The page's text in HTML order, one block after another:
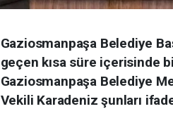
Gaziosmanpaşa Belediye
geçen kısa süre içerisinde
Gaziosmanpaşa Belediye
Vekili Karadeniz şunları